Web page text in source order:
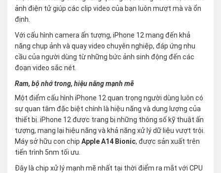
ảnh điện tử giúp các clip video của bạn luôn mượt mà và ổn
định.
Với cấu hình camera ấn tượng, iPhone 12 mang đến khả
năng chụp ảnh và quay video chuyên nghiệp, đáp ứng nhu
cầu của người dùng từ những bức ảnh sinh động đến các
đoạn video sắc nét.
Ram, bộ nhớ trong, hiệu năng mạnh mẽ
Một điểm cấu hình iPhone 12 quan trọng người dùng luôn có
sự quan tâm đặc biệt chính là hiệu năng và dung lượng của
thiết bị. iPhone 12 được trang bị những thông số kỹ thuật ấn
tượng, mang lại hiệu năng và khả năng xử lý dữ liệu vượt trội.
Máy sở hữu con chip Apple A14 Bionic, được sản xuất trên
tiến trình 5nm tối ưu.
Đây là chip xử lý mạnh mẽ nhất tại thời điểm ra mắt với CPU